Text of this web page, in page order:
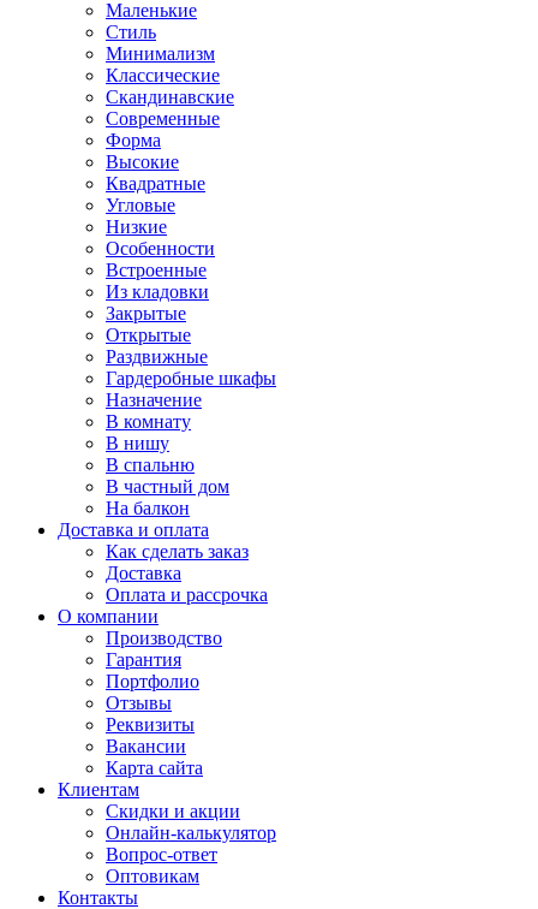
Маленькие
Стиль
Минимализм
Классические
Скандинавские
Современные
Форма
Высокие
Квадратные
Угловые
Низкие
Особенности
Встроенные
Из кладовки
Закрытые
Открытые
Раздвижные
Гардеробные шкафы
Назначение
В комнату
В нишу
В спальню
В частный дом
На балкон
Доставка и оплата
Как сделать заказ
Доставка
Оплата и рассрочка
О компании
Производство
Гарантия
Портфолио
Отзывы
Реквизиты
Вакансии
Карта сайта
Клиентам
Скидки и акции
Онлайн-калькулятор
Вопрос-ответ
Оптовикам
Контакты